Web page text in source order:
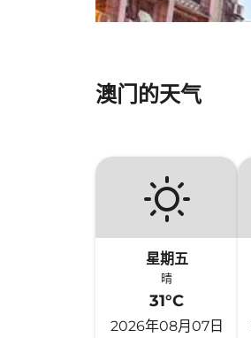
澳门的天气
星期五
晴
31°C
2026年08月07日